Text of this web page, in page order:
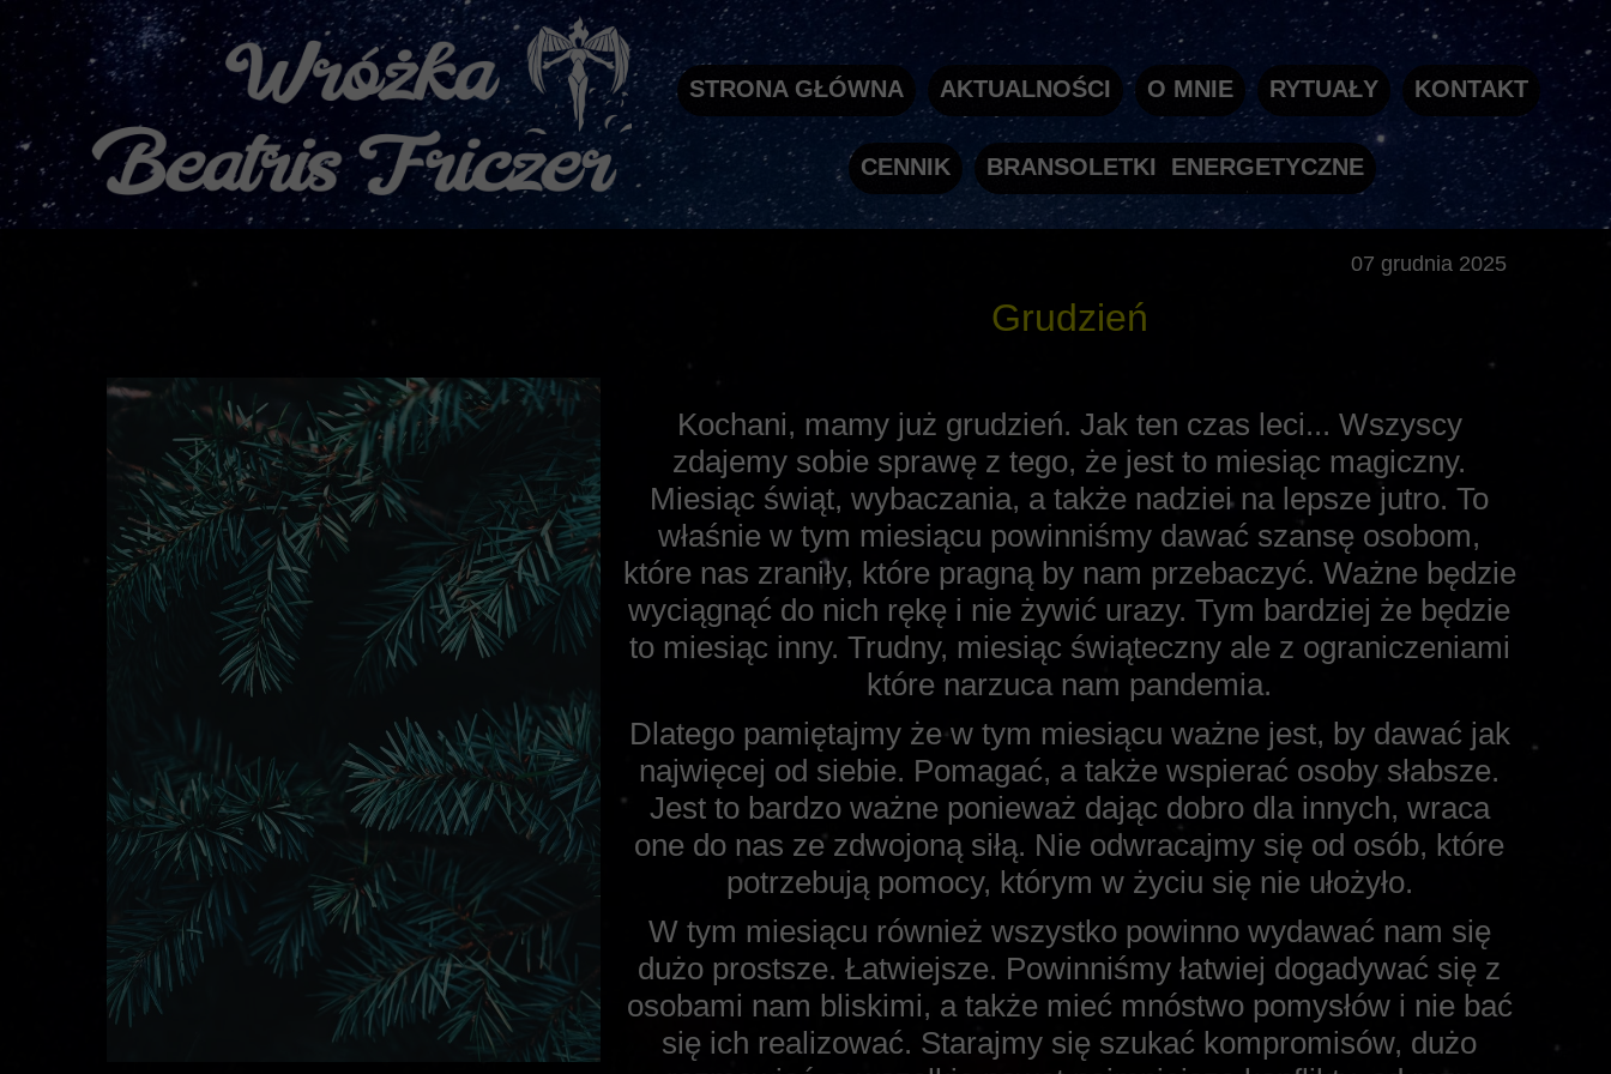
Grudzień
07 grudnia 2025
Kochani, mamy już grudzień. Jak ten czas leci... Wszyscy
zdajemy sobie sprawę z tego, że jest to miesiąc magiczny.
Miesiąc świąt, wybaczania, a także nadziei na lepsze jutro. To
właśnie w tym miesiącu powinniśmy dawać szansę osobom,
które nas zraniły, które pragną by nam przebaczyć. Ważne będzie
wyciągnąć do nich rękę i nie żywić urazy. Tym bardziej że będzie
to miesiąc inny. Trudny, miesiąc świąteczny ale z ograniczeniami
które narzuca nam pandemia.
Dlatego pamiętajmy że w tym miesiącu ważne jest, by dawać jak
najwięcej od siebie. Pomagać, a także wspierać osoby słabsze.
Jest to bardzo ważne ponieważ dając dobro dla innych, wraca
one do nas ze zdwojoną siłą. Nie odwracajmy się od osób, które
potrzebują pomocy, którym w życiu się nie ułożyło.
W tym miesiącu również wszystko powinno wydawać nam się
dużo prostsze. Łatwiejsze. Powinniśmy łatwiej dogadywać się z
osobami nam bliskimi, a także mieć mnóstwo pomysłów i nie bać
się ich realizować. Starajmy się szukać kompromisów, dużo
CENNIK BRANSOLETKI ENERGETYCZNE
STRONA GŁÓWNA AKTUALNOŚCI O MNIE RYTUAŁY KONTAKT